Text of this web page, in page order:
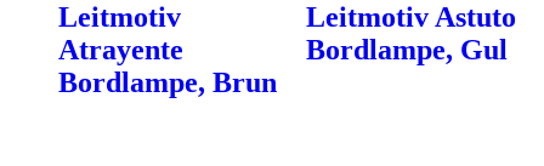
Leitmotiv
Atrayente
Bordlampe, Brun
Leitmotiv Astuto
Bordlampe, Gul